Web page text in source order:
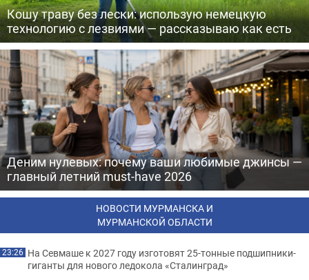
Кошу траву без лески: использую немецкую
технологию с лезвиями — рассказываю как есть
Деним нулевых: почему ваши любимые джинсы —
главный летний must-have 2026
НОВОСТИ МУРМАНСКА И
МУРМАНСКОЙ ОБЛАСТИ
23:26 На Севмаше к 2027 году изготовят 25-тонные подшипники-
гиганты для нового ледокола «Сталинград»